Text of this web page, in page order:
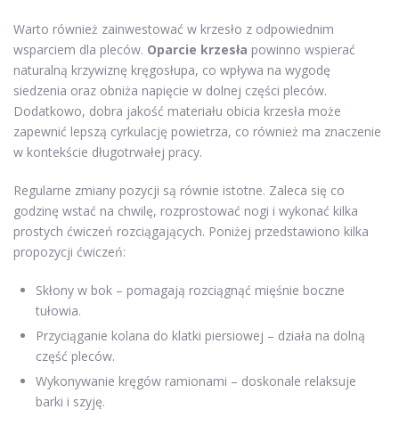
Warto również zainwestować w krzesło z odpowiednim
wsparciem dla pleców. Oparcie krzesła powinno wspierać
naturalną krzywiznę kręgosłupa, co wpływa na wygodę
siedzenia oraz obniża napięcie w dolnej części pleców.
Dodatkowo, dobra jakość materiału obicia krzesła może
zapewnić lepszą cyrkulację powietrza, co również ma znaczenie
w kontekście długotrwałej pracy.
Regularne zmiany pozycji są równie istotne. Zaleca się co
godzinę wstać na chwilę, rozprostować nogi i wykonać kilka
prostych ćwiczeń rozciągających. Poniżej przedstawiono kilka
propozycji ćwiczeń:
Skłony w bok – pomagają rozciągnąć mięśnie boczne
tułowia.
Przyciąganie kolana do klatki piersiowej – działa na dolną
część pleców.
Wykonywanie kręgów ramionami – doskonale relaksuje
barki i szyję.